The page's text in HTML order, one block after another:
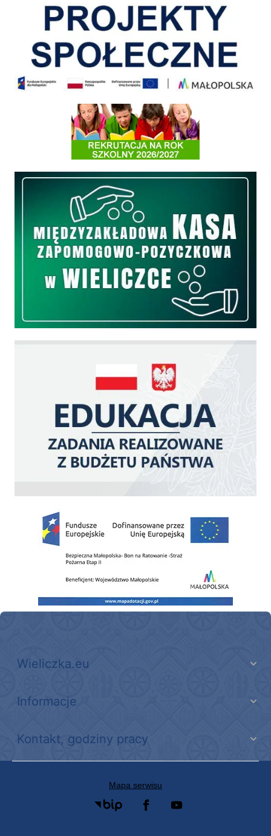
Informacja o terminach rekrutacji na rok szkolny 2026/2027
Międzyzakładowa Kasa Zapomogowo - Pożyczkowa
Zakup fabrycznie nowego, średniego samochodu ratowniczo-gaśniczego z
Wieliczka.eu
Informacje
Kontakt, godziny pracy
Mapa serwisu